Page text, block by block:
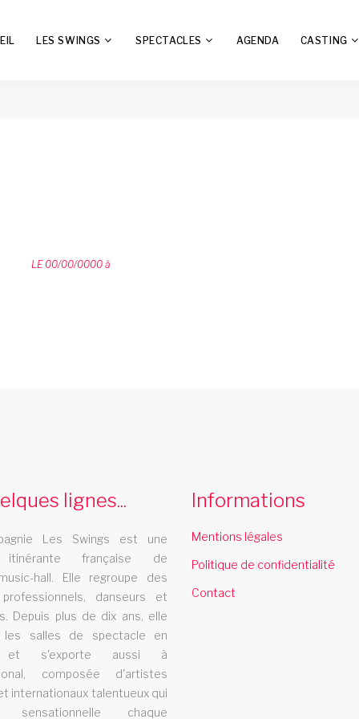
LES SWINGS SPECTACLES AGENDA CASTING
LE 00/00/0000 à
cabaret gap
Le cabaret Les Swings se deplace dans la
ville de gap
revue music hall bretagne
La revue music hall Les Swings se deplace
dans la rÃ©gion bretagne
lignes...
Les Swings est une
française de
hall. Elle regroupe des
danseurs et
Depuis plus de dix ans, elle
les salles de spectacle en
et s'exporte aussi à
composée d'artistes
internationaux talentueux qui
sensationnelle chaque
Informations
Mentions légales
Politique de confidentialité
Contact